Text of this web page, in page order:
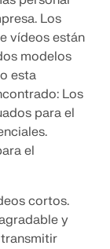
Los
vídeos están
modelos
esta
Los
para el
el
cortos.
y